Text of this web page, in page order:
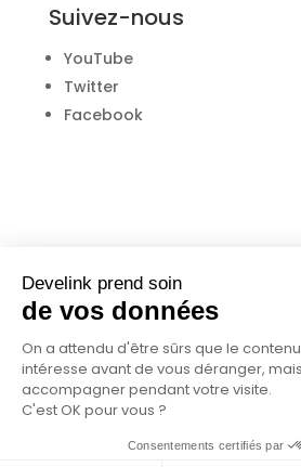
Suivez-nous
YouTube
Twitter
Facebook
Donnez votre avis
Trustpilot
© Develink 2021 |Mentions
Develink prend soin
de vos données
On a attendu d'être sûrs que le
intéresse avant de vous déranger,
accompagner pendant votre visite.
C'est OK pour vous ?
Consentements certifiés par